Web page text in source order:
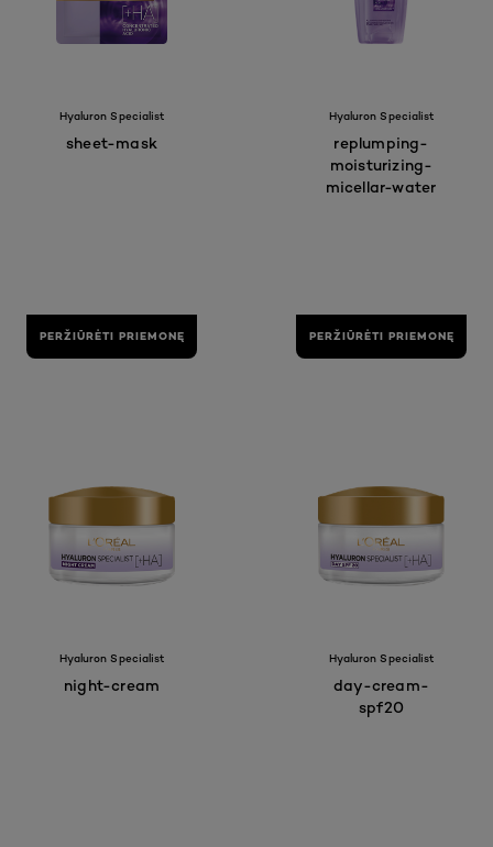
Hyaluron Specialist
sheet-mask
PERŽIŪRĖTI PRIEMONĘ
Hyaluron Specialist
replumping-
moisturizing-
micellar-water
PERŽIŪRĖTI PRIEMONĘ
Hyaluron Specialist
night-cream
Hyaluron Specialist
day-cream-
spf20